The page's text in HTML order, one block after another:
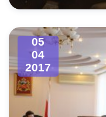
05
04
2017